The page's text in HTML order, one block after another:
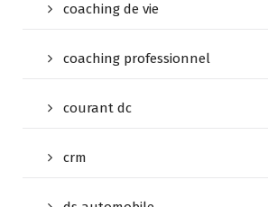
coaching de vie
coaching professionnel
courant dc
crm